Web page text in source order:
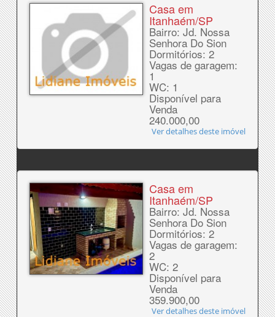
Casa em
Itanhaém/SP
Bairro: Jd. Nossa
Senhora Do Sion
Dormitórios: 2
Vagas de garagem:
1
WC: 1
Disponível para
Venda
240.000,00
Ver detalhes deste imóvel
Casa em
Itanhaém/SP
Bairro: Jd. Nossa
Senhora Do Sion
Dormitórios: 2
Vagas de garagem:
2
WC: 2
Disponível para
Venda
359.900,00
Ver detalhes deste imóvel